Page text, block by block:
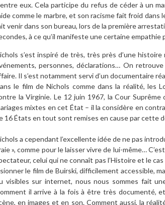
eux. Cela participe du refus de céder à un
comme le marbre, et son racisme fait froid dans
venir dans son bureau, lors de la première
à ce qu’il manifeste une certaine
s’est inspiré de très, très près d’une
personnes, déclarations… On
Il s’est notamment servi d’un documentaire
le film de Nichols comme dans la réalité, les
la Virginie. Le 12 juin 1967, la Cour
mixtes en cet État – il la considère en
16 États en tout sont remises en cause par cette
a cependant l’excellente idée de ne pas
», comme pour le laisser vivre de lui-même…
celui qui ne connaît pas l’Histoire et le cas
le film de Buirski, difficilement accessible,
visibles sur internet, nous nous sommes fait
il arrive à la fois à être très documenté,
en images et en son. Comment aussi, la